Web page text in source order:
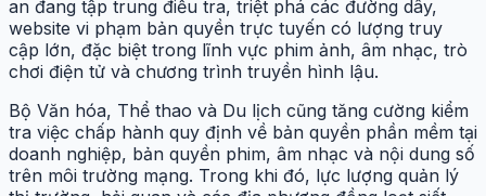
an đang tập trung điều tra, triệt phá các đường dây,
website vi phạm bản quyền trực tuyến có lượng truy
cập lớn, đặc biệt trong lĩnh vực phim ảnh, âm nhạc, trò
chơi điện tử và chương trình truyền hình lậu.
Bộ Văn hóa, Thể thao và Du lịch cũng tăng cường kiểm
tra việc chấp hành quy định về bản quyền phần mềm tại
doanh nghiệp, bản quyền phim, âm nhạc và nội dung số
trên môi trường mạng. Trong khi đó, lực lượng quản lý